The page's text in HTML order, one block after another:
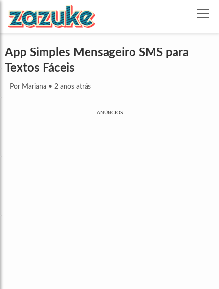
App Simples Mensageiro SMS para
Textos Fáceis
Por Mariana • 2 anos atrás
ANÚNCIOS